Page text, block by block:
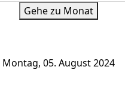
Gehe zu Monat
Montag, 05. August 2024